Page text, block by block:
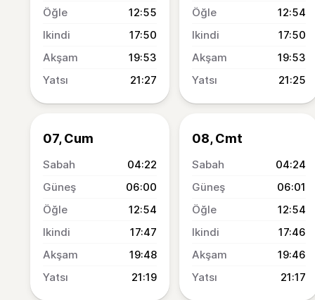
12:55
17:50
19:53
21:27
12:54
17:50
19:53
21:25
07, Cum
04:22
06:00
12:54
17:47
19:48
21:19
08, Cmt
04:24
06:01
12:54
17:46
19:46
21:17